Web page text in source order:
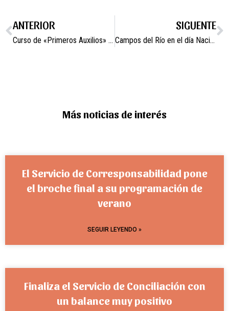
ANTERIOR
Curso de «Primeros Auxilios» subvencionado por la Unión de Pequeños Agricultores.
SIGUENTE
Campos del Río en el día Nacional de las Vías Verdes.
Más noticias de interés
El Servicio de Corresponsabilidad pone
el broche final a su programación de
verano
SEGUIR LEYENDO »
Finaliza el Servicio de Conciliación con
un balance muy positivo